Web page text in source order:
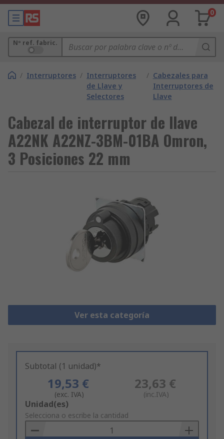
0
Nº ref. fabric.
/ Interruptores / Interruptores
de Llave y
Selectores
/ Cabezales para
Interruptores de
Llave
Cabezal de interruptor de llave
A22NK A22NZ-3BM-01BA Omron,
3 Posiciones 22 mm
Ver esta categoría
Subtotal (1 unidad)*
19,53 €
(exc. IVA)
23,63 €
(inc.IVA)
Add
to
Basket
Unidad(es)
Selecciona o escribe la cantidad